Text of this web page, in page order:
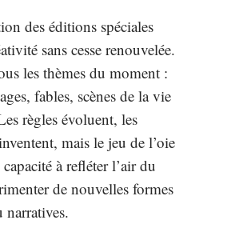
des éditions spéciales
sans cesse renouvelée.
les thèmes du moment :
fables, scènes de la vie
règles évoluent, les
mais le jeu de l’oie
à refléter l’air du
de nouvelles formes
narratives.